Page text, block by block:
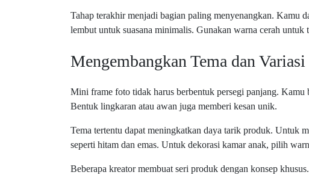
Tahap terakhir menjadi bagian paling menyenangkan. Kamu
lembut untuk suasana minimalis. Gunakan warna cerah untuk
Mengembangkan Tema dan Variasi
Mini frame foto tidak harus berbentuk persegi panjang.
Bentuk lingkaran atau awan juga memberi kesan unik.
Tema tertentu dapat meningkatkan daya tarik produk. Untuk
seperti hitam dan emas. Untuk dekorasi kamar anak, pilih
Beberapa kreator membuat seri produk dengan konsep